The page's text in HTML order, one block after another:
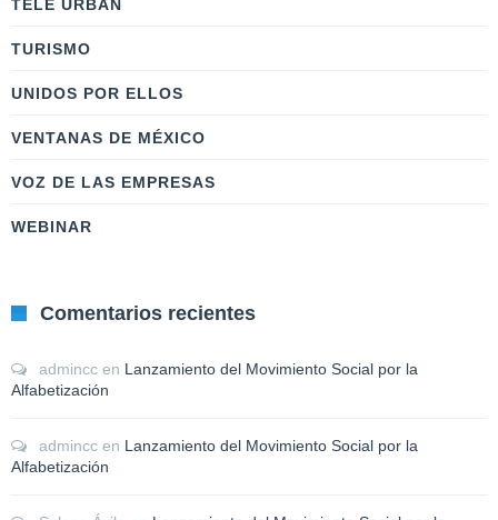
TELE URBAN
TURISMO
UNIDOS POR ELLOS
VENTANAS DE MÉXICO
VOZ DE LAS EMPRESAS
WEBINAR
Comentarios recientes
admincc en Lanzamiento del Movimiento Social por la
Alfabetización
admincc en Lanzamiento del Movimiento Social por la
Alfabetización